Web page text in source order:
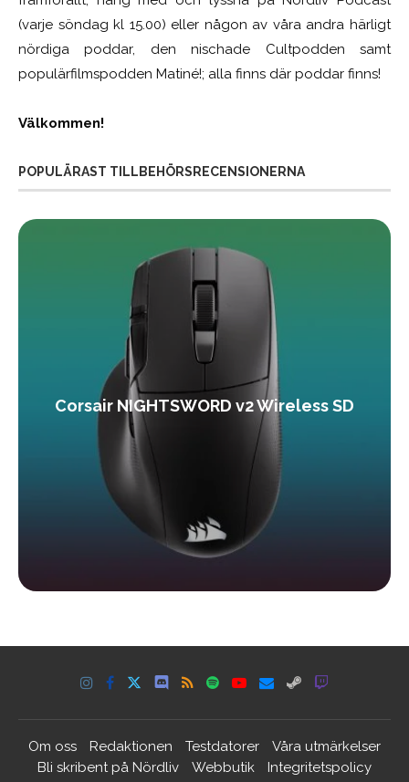
(varje söndag kl 15.00) eller någon av våra andra härligt
nördiga poddar, den nischade Cultpodden samt
populärfilmspodden Matiné!; alla finns där poddar finns!
Välkommen!
POPULÄRAST TILLBEHÖRSRECENSIONERNA
Corsair NIGHTSWORD v2 Wireless SD
Om oss Redaktionen Testdatorer
Våra utmärkelser
Bli skribent på Nördliv
Webbutik Integritetspolicy